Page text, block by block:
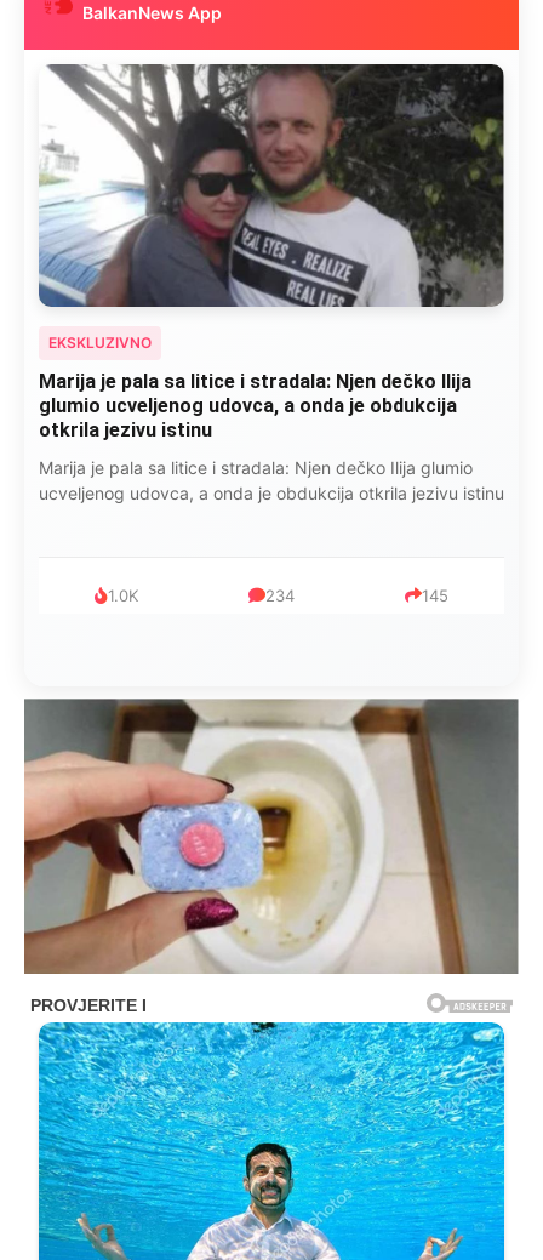
BalkanNews App
EKSKLUZIVNO
Marija je pala sa litice i stradala: Njen dečko Ilija
glumio ucveljenog udovca, a onda je obdukcija
otkrila jezivu istinu
Marija je pala sa litice i stradala: Njen dečko Ilija glumio
ucveljenog udovca, a onda je obdukcija otkrila jezivu istinu
1.0K 234 145